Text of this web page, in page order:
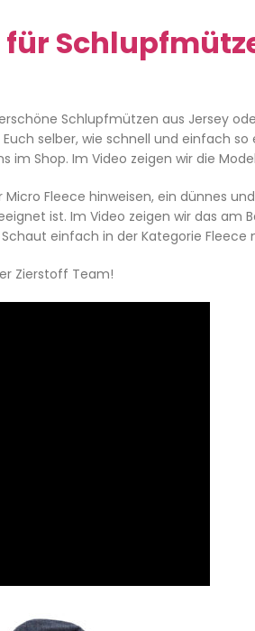
Schlupfmützen aus Jersey
selber, wie schnell und einfach
Shop. Im Video zeigen wir die
Fleece hinweisen, ein dünnes
ist. Im Video zeigen wir das am
einfach in der Kategorie Fleece
Zierstoff Team!